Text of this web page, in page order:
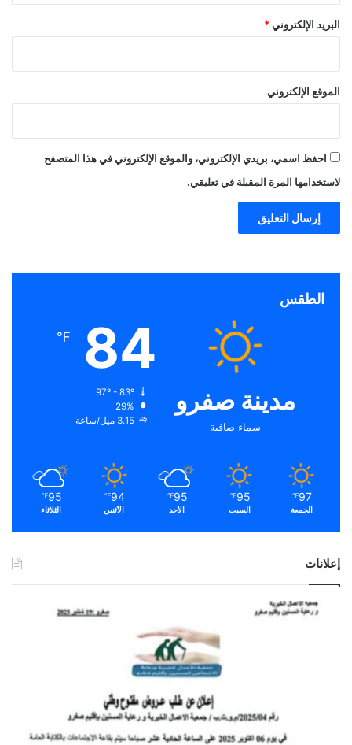
البريد الإلكتروني *
الموقع الإلكتروني
احفظ اسمي، بريدي الإلكتروني، والموقع الإلكتروني في هذا المتصفح
لاستخدامها المرة المقبلة في تعليقي.
الطقس
مدينة صفرو
سماء صافية
84
℉
29%
3.15 ميل/ساعة
97
℉
الجمعة
95
℉
السبت
95
℉
الأحد
94
℉
الأثنين
95
℉
الثلاثاء
إعلانات